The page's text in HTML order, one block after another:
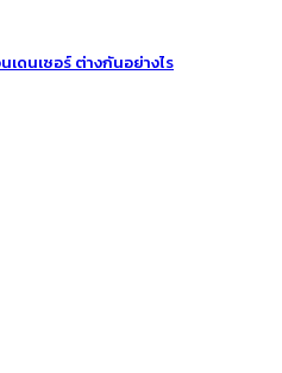
เดนเซอร์ ต่างกันอย่างไร